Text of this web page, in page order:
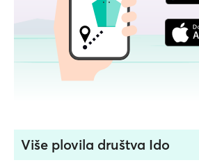
Više plovila društva Ido